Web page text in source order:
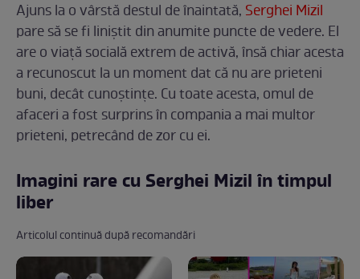
Ajuns la o vârstă destul de înaintată, Serghei Mizil
pare să se fi liniștit din anumite puncte de vedere. El
are o viață socială extrem de activă, însă chiar acesta
a recunoscut la un moment dat că nu are prieteni
buni, decât cunoștințe. Cu toate acesta, omul de
afaceri a fost surprins în compania a mai multor
prieteni, petrecând de zor cu ei.
Imagini rare cu Serghei Mizil în timpul
liber
Articolul continuă după recomandări